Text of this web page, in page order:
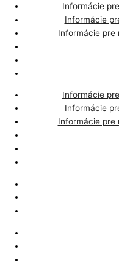
Informácie
Informácie
Informácie pre
Informácie
Informácie
Informácie pre